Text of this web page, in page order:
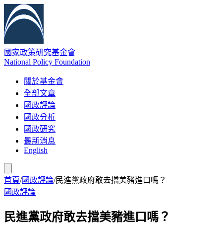
國家政策研究基金會
National Policy Foundation
關於基金會
全部文章
國政評論
國政分析
國政研究
最新消息
English
首頁/國政評論/民進黨政府敢去擋美豬進口嗎？
國政評論
民進黨政府敢去擋美豬進口嗎？